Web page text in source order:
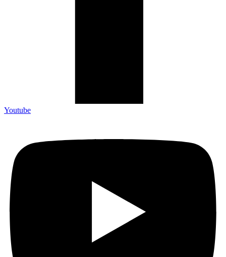
Youtube